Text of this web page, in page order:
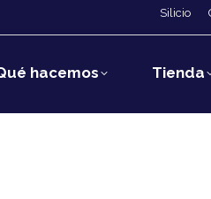
Silicio
hacemos Tienda